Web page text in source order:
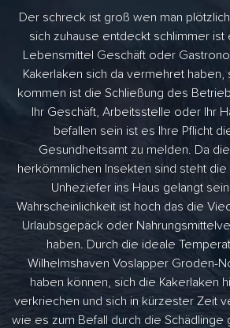
Der schreck ist groß wen man
sich zuhause entdeckt schlimmer ist
Lebensmittel Geschäft oder
Kakerlaken sich da vermehret
kommen ist die Schließung des
Ihr Geschäft, Arbeitsstelle oder Ihr
befallen sein ist es Ihre Pflicht
Gesundheitsamt zu melden. Da
herkömmlichen Insekten sind steht
Unheziefer ins Haus gelangt
Wahrscheinlichkeit ist hoch das die
Urlaubsgepäck oder
haben. Durch die ideale
Wilhelmshaven Voslapper Groden-
haben können, sich die Kakerlaken
verkriechen und sich in kürzester Zeit
wie es zum Befall durch die Schädlinge